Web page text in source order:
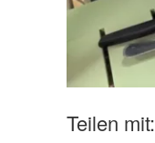
Teilen mit: